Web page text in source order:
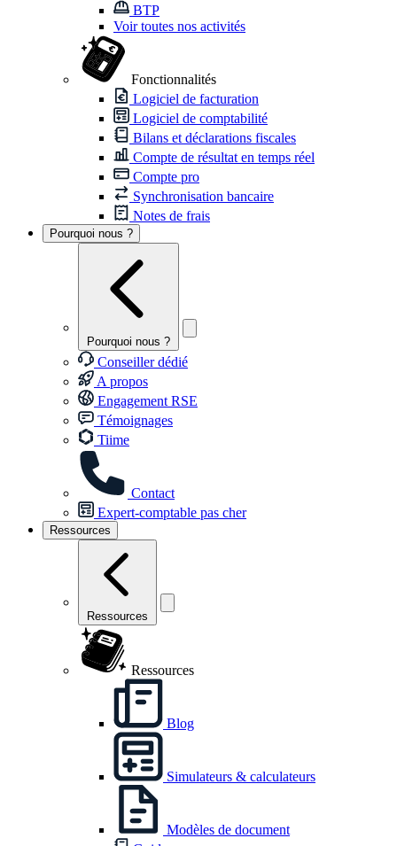
BTP
Voir toutes nos activités
Fonctionnalités
Logiciel de facturation
Logiciel de comptabilité
Bilans et déclarations fiscales
Compte de résultat en temps réel
Compte pro
Synchronisation bancaire
Notes de frais
Pourquoi nous ?
Pourquoi nous ?
Conseiller dédié
A propos
Engagement RSE
Témoignages
Tiime
Contact
Expert-comptable pas cher
Ressources
Ressources
Ressources
Blog
Simulateurs & calculateurs
Modèles de document